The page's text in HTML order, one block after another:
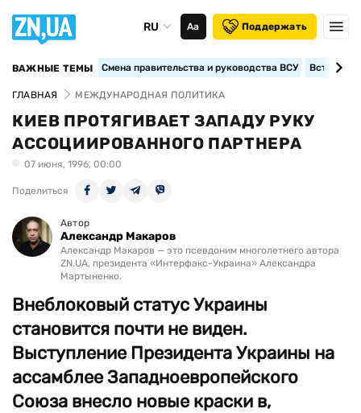
RU Аа Поддержать
ВАЖНЫЕ ТЕМЫ Смена правительства и руководства ВСУ
ГЛАВНАЯ МЕЖДУНАРОДНАЯ ПОЛИТИКА
КИЕВ ПРОТЯГИВАЕТ ЗАПАДУ РУКУ
АССОЦИИРОВАННОГО ПАРТНЕРА
07 июня, 1996, 00:00
Поделиться
Автор
Александр Макаров
Александр Макаров — это псевдоним многолетнего автора
ZN.UA, президента «Интерфакс-Украина» Александра
Мартыненко.
Внеблоковый статус Украины
становится почти не виден.
Выступление Президента Украины на
ассамблее Западноевропейского
Союза внесло новые краски в,